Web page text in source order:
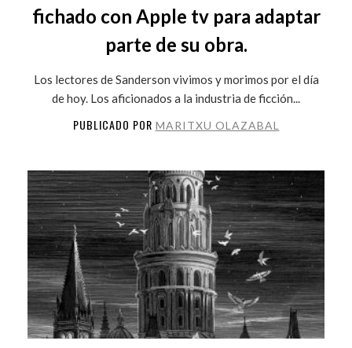
fichado con Apple tv para adaptar
parte de su obra.
Los lectores de Sanderson vivimos y morimos por el día
de hoy. Los aficionados a la industria de ficción...
PUBLICADO POR MARITXU OLAZABAL